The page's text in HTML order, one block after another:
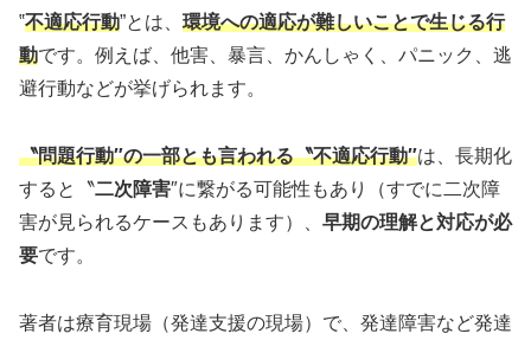
‟不適応行動”とは、 環境への適応が難しいことで生じる行
動です。例えば、他害、暴言、かんしゃく、パニック、逃
避行動などが挙げられます。
〝問題行動″の一部とも言われる〝不適応行動″は、長期化
すると〝二次障害″に繋がる可能性もあり（すでに二次障
害が見られるケースもあります）、 早期の理解と対応が必
要です。
著者は療育現場（発達支援の現場）で、発達障害など発達